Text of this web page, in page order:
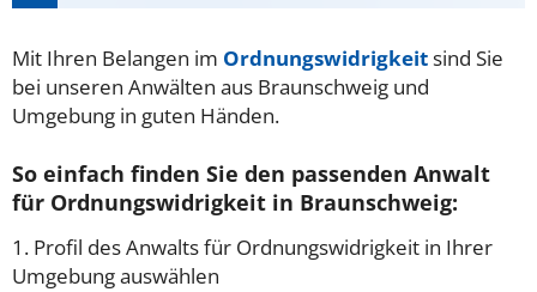
Mit Ihren Belangen im Ordnungswidrigkeitsind Sie
bei unseren Anwälten aus Braunschweig und
Umgebung in guten Händen.
So einfach finden Sie den passenden Anwalt
für Ordnungswidrigkeit in Braunschweig:
1. Profil des Anwalts für Ordnungswidrigkeit in Ihrer
Umgebung auswählen